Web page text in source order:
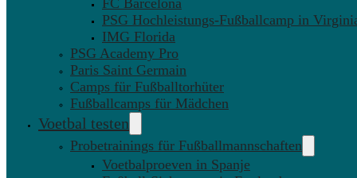
PSG Hochleistungs-Fußballcamp in
IMG Florida
PSG Academy Pro
Paris Saint Germain
Camps für Fußballtorhüter
Fußballcamps für Mädchen
Voetbal testen
Probetrainings für Fußballmannschaften
Voetbalproeven in Spanje